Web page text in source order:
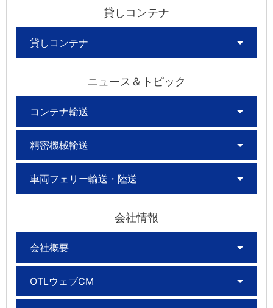
貸しコンテナ
貸しコンテナ
ニュース＆トピック
コンテナ輸送
精密機械輸送
車両フェリー輸送・陸送
会社情報
会社概要
OTLウェブCM